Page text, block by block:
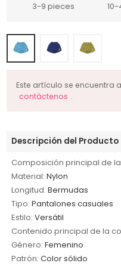
3-9 pieces
Este artículo se encuentra
contáctenos .
Descripción del Producto
Composición principal de
Material: Nylon
Longitud: Bermudas
Tipo: Pantalones casuales
Estilo: Versátil
Contenido principal de la
Género: Femenino
Patrón: Color sólido